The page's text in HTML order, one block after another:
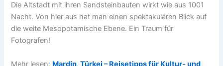
Die Altstadt mit ihren Sandsteinbauten wirkt wie aus 1001
Nacht. Von hier aus hat man einen spektakulären Blick auf
die weite Mesopotamische Ebene. Ein Traum für
Fotografen!
Mehr lesen: Mardin, Türkei – Reisetipps für Kultur- und